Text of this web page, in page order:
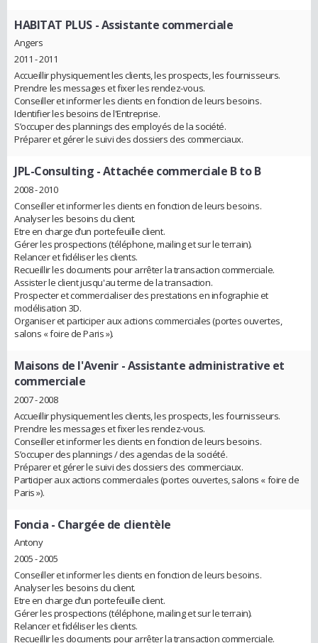
HABITAT PLUS- Assistante commerciale
Angers
2011 - 2011
Accueillir physiquement les clients, les prospects, les fournisseurs.
Prendre les messages et fixer les rendez-vous.
Conseiller et informer les clients en fonction de leurs besoins.
Identifier les besoins de l'Entreprise.
S’occuper des plannings des employés de la société.
Préparer et gérer le suivi des dossiers des commerciaux.
JPL-Consulting - Attachée commerciale B to B
2008 - 2010
Conseiller et informer les clients en fonction de leurs besoins.
Analyser les besoins du client.
Etre en charge d’un portefeuille client.
Gérer les prospections (téléphone, mailing et sur le terrain).
Relancer et fidéliser les clients.
Recueillir les documents pour arrêter la transaction commerciale.
Assister le client jusqu'au terme de la transaction.
Prospecter et commercialiser des prestations en infographie et
modélisation 3D.
Organiser et participer aux actions commerciales (portes ouvertes,
salons « foire de Paris »).
Maisons de l'Avenir - Assistante administrative et
commerciale
2007 - 2008
Accueillir physiquement les clients, les prospects, les fournisseurs.
Prendre les messages et fixer les rendez-vous.
Conseiller et informer les clients en fonction de leurs besoins.
S’occuper des plannings / des agendas de la société.
Préparer et gérer le suivi des dossiers des commerciaux.
Participer aux actions commerciales (portes ouvertes, salons « foire de
Paris »).
Foncia - Chargée de clientèle
Antony
2005 - 2005
Conseiller et informer les clients en fonction de leurs besoins.
Analyser les besoins du client.
Etre en charge d’un portefeuille client.
Gérer les prospections (téléphone, mailing et sur le terrain).
Relancer et fidéliser les clients.
Recueillir les documents pour arrêter la transaction commerciale.